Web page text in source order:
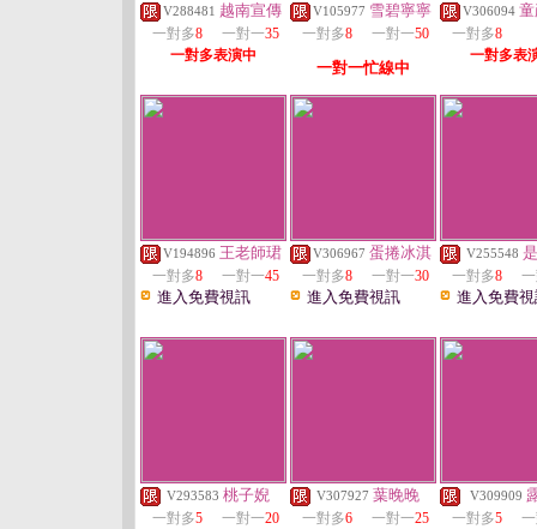
V288481 越南宣傳
一對多8 一對一35
一對多表演中
V105977 雪碧寧寧
一對多8 一對一50
一對一忙線中
V306094
一對多8
一對多表
V194896 王老師珺
一對多8 一對一45
進入免費視訊
V306967 蛋捲冰淇
一對多8 一對一30
進入免費視訊
V255548
一對多8
進入免費
V293583 桃子婗
一對多5 一對一20
V307927 葉晚晚
一對多6 一對一25
V309909
一對多5